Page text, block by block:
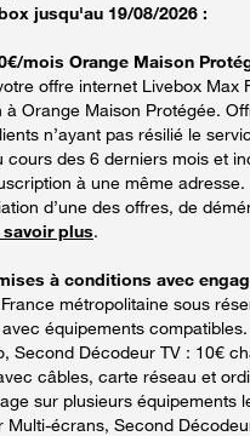
jusqu'au 19/08/2026 :
mois Orange Maison
offre internet Livebox Max
à Orange Maison Protégée.
n’ayant pas résilié le
cours des 6 derniers mois et
à une même
d’une des offres, de
savoir plus.
à conditions avec
métropolitaine sous
équipements
Second Décodeur TV : 10€
câbles, carte réseau et
sur plusieurs équipements
Multi-écrans, Second